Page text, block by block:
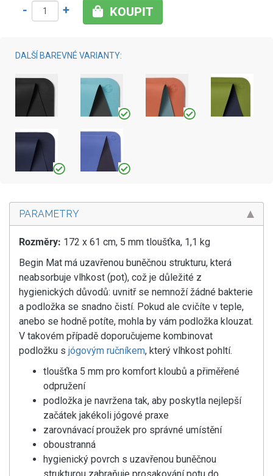
- + KOUPIT
DALŠÍ BAREVNÉ VARIANTY:
PARAMETRY
Rozměry: 172 x 61 cm, 5 mm tloušťka, 1,1 kg
Begin Mat má uzavřenou buněčnou strukturu, která
neabsorbuje vlhkost (pot), což je důležité z
hygienických důvodů: uvnitř se nemnoží žádné bakterie
a podložka se snadno čistí. Pokud ale cvičíte v teple,
anebo se hodně potíte, mohla by vám podložka klouzat.
V takovém případě doporučujeme kombinovat
podložku s jógovým ručníkem, který vlhkost pohltí.
tloušťka 5 mm pro komfort kloubů a přiměřené
odpružení
podložka je navržena tak, aby poskytla nejlepší
začátek jakékoli jógové praxe
zarovnávací proužek pro správné umístění
oboustranná
hygienický povrch s uzavřenou buněčnou